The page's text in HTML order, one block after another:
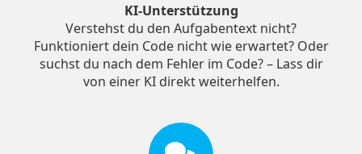
KI-Unterstützung
Verstehst du den Aufgabentext nicht?
Funktioniert dein Code nicht wie erwartet? Oder
suchst du nach dem Fehler im Code? – Lass dir
von einer KI direkt weiterhelfen.